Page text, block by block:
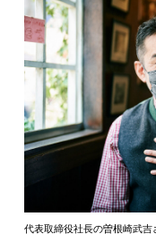
代表取締役社長の曽根崎武吉